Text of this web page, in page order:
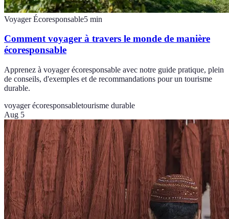
Voyager Écoresponsable5 min
Comment voyager à travers le monde de manière
écoresponsable
Apprenez à voyager écoresponsable avec notre guide pratique, plein
de conseils, d'exemples et de recommandations pour un tourisme
durable.
voyager écoresponsabletourisme durable
Aug 5